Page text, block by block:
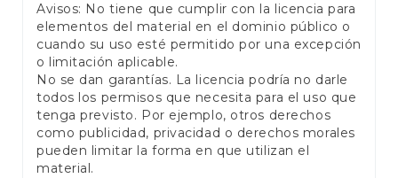
Avisos: No tiene que cumplir con la licencia para
elementos del material en el dominio público o
cuando su uso esté permitido por una excepción
o limitación aplicable.
No se dan garantías. La licencia podría no darle
todos los permisos que necesita para el uso que
tenga previsto. Por ejemplo, otros derechos
como publicidad, privacidad o derechos morales
pueden limitar la forma en que utilizan el
material.